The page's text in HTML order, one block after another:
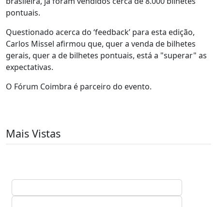
pontuais.
Questionado acerca do ‘feedback’ para esta edição,
Carlos Missel afirmou que, quer a venda de bilhetes
gerais, quer a de bilhetes pontuais, está a "superar" as
expectativas.
O Fórum Coimbra é parceiro do evento.
Mais Vistas